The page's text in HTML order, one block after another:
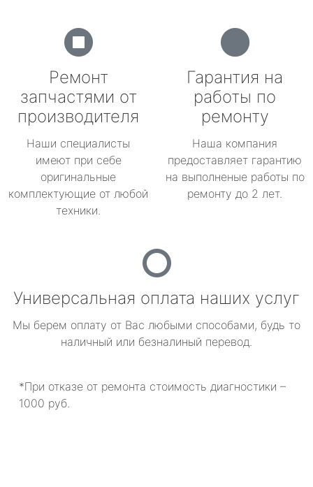
Ремонт
запчастями от
производителя
Наши специалисты
имеют при себе
оригинальные
комплектующие от любой
техники.
Гарантия на
работы по
ремонту
Наша компания
предоставляет гарантию
на выполненые работы по
ремонту до 2 лет.
Универсальная оплата наших услуг
Мы берем оплату от Вас любыми способами, будь то
наличный или безналиный перевод.
*При отказе от ремонта стоимость диагностики –
1000 руб.